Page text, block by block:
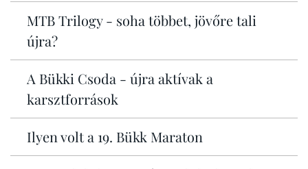
MTB Trilogy - soha többet, jövőre tali
újra?
A Bükki Csoda - újra aktívak a
karsztforrások
Ilyen volt a 19. Bükk Maraton